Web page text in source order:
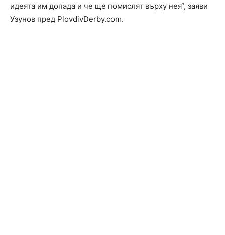
идеята им допада и че ще помислят върху нея“, заяви
Узунов пред PlovdivDerby.com.